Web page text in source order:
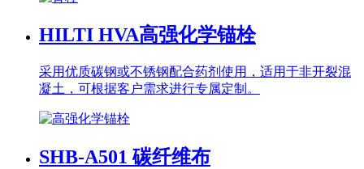
HILTI HVA高强化学锚栓
采用优质碳钢或不锈钢配合药剂使用，适用于非开裂混
凝土，可根据客户需求进行专属定制。
SHB-A501碳纤维布